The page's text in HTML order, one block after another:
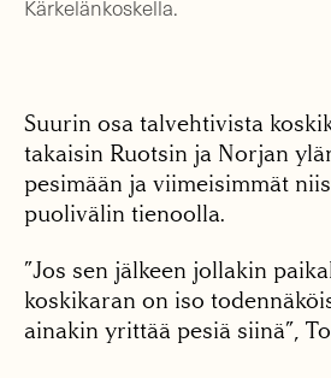
Kärkelänkoskella.
Suurin osa talvehtivista
takaisin Ruotsin ja Norjan
pesimään ja viimeisimmät
puolivälin tienoolla.
”Jos sen jälkeen jollakin
koskikaran on iso
ainakin yrittää pesiä siinä”,